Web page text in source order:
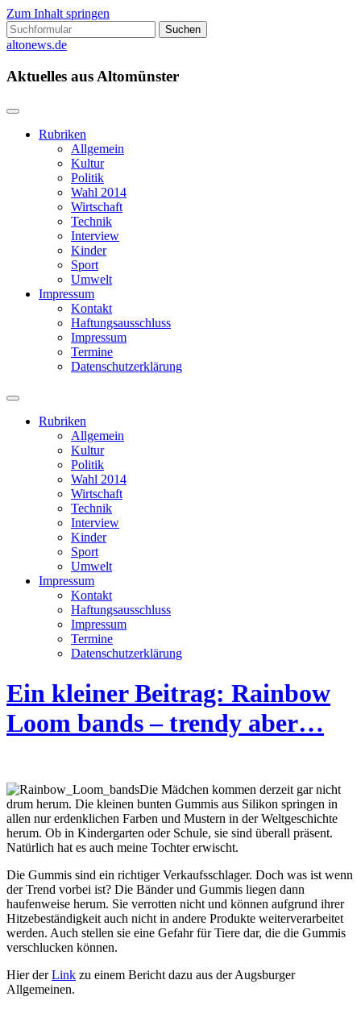
Zum Inhalt springen
Suchen
nach:
altonews.de
Aktuelles aus Altomünster
Rubriken
Allgemein
Kultur
Politik
Wahl 2014
Wirtschaft
Technik
Interview
Kinder
Sport
Umwelt
Impressum
Kontakt
Haftungsausschluss
Impressum
Termine
Datenschutzerklärung
Suchfeld
ein-/ausblenden
Rubriken
Allgemein
Kultur
Politik
Wahl 2014
Wirtschaft
Technik
Interview
Kinder
Sport
Umwelt
Impressum
Kontakt
Haftungsausschluss
Impressum
Termine
Datenschutzerklärung
Ein kleiner Beitrag: Rainbow
Loom bands – trendy aber…
Die Mädchen kommen derzeit gar nicht
drum herum. Die kleinen bunten Gummis aus Silikon springen in
allen nur erdenklichen Farben und Mustern in der Weltgeschichte
herum. Ob in Kindergarten oder Schule, sie sind überall präsent.
Natürlich hat es auch meine Tochter erwischt.
Die Gummis sind ein richtiger Verkaufsschlager. Doch was ist wenn
der Trend vorbei ist? Die Bänder und Gummis liegen dann
haufenweise herum. Sie verrotten nicht und können aufgrund ihrer
Hitzebeständigkeit auch nicht in andere Produkte weiterverarbeitet
werden. Auch stellen sie eine Gefahr für Tiere dar, die die Gummis
verschlucken können.
Hier derLink zu einem Bericht dazu aus der Augsburger
Allgemeinen.